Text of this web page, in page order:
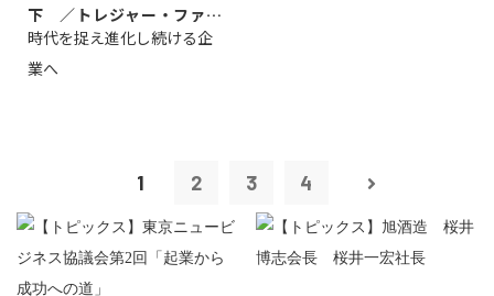
下 ／トレジャー・ファク
トリー社長野坂...
時代を捉え進化し続ける企
業へ
1 2 3 4